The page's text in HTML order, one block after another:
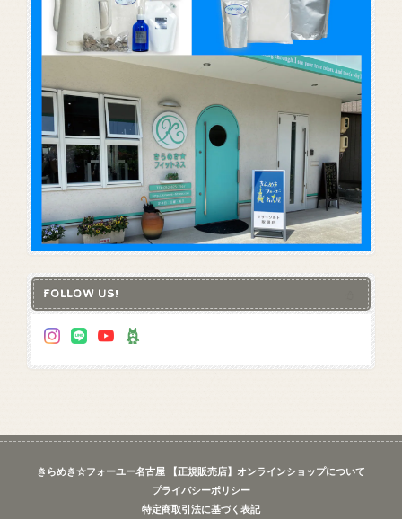
FOLLOW US!
きらめき☆フォーユー名古屋 【正規販売店】オンラインショップについて
プライバシーポリシー
特定商取引法に基づく表記